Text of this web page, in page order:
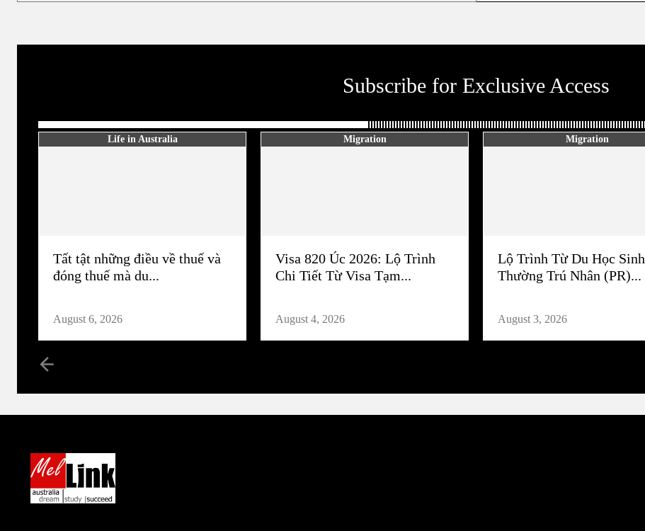
Subscribe for Exclusive Access
Life in Australia
Tất tật những điều về thuế và
đóng thuế mà du...
August 6, 2026
Migration
Visa 820 Úc 2026: Lộ Trình
Chi Tiết Từ Visa Tạm...
August 4, 2026
Migration
Lộ Trình Từ Du Học
Thường Trú Nhân (PR)...
August 3, 2026